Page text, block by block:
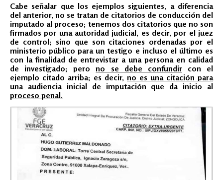
Cabe señalar que los ejemplos siguientes, a diferencia
del anterior, no se tratan de citatorios de conducción del
imputado al proceso; tenemos dos citatorios que no son
firmados por una autoridad judicial, es decir, por el juez
de control; sino que son citaciones ordenadas por el
ministerio público para un testigo e incluso el último es
con la finalidad de entrevistar a una persona en calidad
de investigado; perono se debe confundircon el
ejemplo citado arriba; es decir, no es una citación para
una audiencia inicial de imputación que da inicio al
proceso penal.